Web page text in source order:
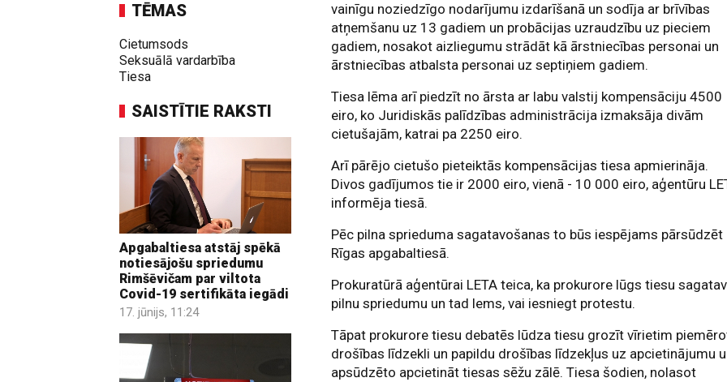
TĒMAS
Cietumsods
Seksuālā vardarbība
Tiesa
SAISTĪTIE RAKSTI
Apgabaltiesa atstāj spēkā
notiesājošu spriedumu
Rimšēvičam par viltota
Covid-19 sertifikāta iegādi
17. jūnijs, 11:24
vainīgu noziedzīgo nodarījumu izdarīšanā un sodīja ar brīvības
atņemšanu uz 13 gadiem un probācijas uzraudzību uz pieciem
gadiem, nosakot aizliegumu strādāt kā ārstniecības personai un
ārstniecības atbalsta personai uz septiņiem gadiem.
Tiesa lēma arī piedzīt no ārsta ar labu valstij kompensāciju 4500
eiro, ko Juridiskās palīdzības administrācija izmaksāja divām
cietušajām, katrai pa 2250 eiro.
Arī pārējo cietušo pieteiktās kompensācijas tiesa apmierināja.
Divos gadījumos tie ir 2000 eiro, vienā - 10 000 eiro, aģentūru
informēja tiesā.
Pēc pilna sprieduma sagatavošanas to būs iespējams pārsūdzēt
Rīgas apgabaltiesā.
Prokuratūrā aģentūrai LETA teica, ka prokurore lūgs tiesu
pilnu spriedumu un tad lems, vai iesniegt protestu.
Tāpat prokurore tiesu debatēs lūdza tiesu grozīt vīrietim
drošības līdzekli un papildu drošības līdzekļus uz apcietinājumu
apsūdzēto apcietināt tiesas sēžu zālē. Tiesa šodien, nolasot